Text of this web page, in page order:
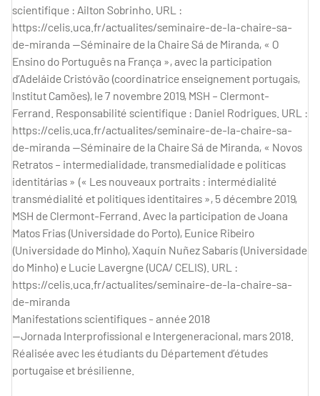
scientifique : Ailton Sobrinho. URL :
https://celis.uca.fr/actualites/seminaire-de-la-chaire-sa-
de-miranda —Séminaire de la Chaire Sá de Miranda, « O
Ensino do Português na França », avec la participation
d’Adeláide Cristóvão (coordinatrice enseignement portugais,
Institut Camões), le 7 novembre 2019, MSH – Clermont-
Ferrand. Responsabilité scientifique : Daniel Rodrigues. URL :
https://celis.uca.fr/actualites/seminaire-de-la-chaire-sa-
de-miranda —Séminaire de la Chaire Sá de Miranda, « Novos
Retratos – intermedialidade, transmedialidade e políticas
identitárias » (« Les nouveaux portraits : intermédialité
transmédialité et politiques identitaires », 5 décembre 2019,
MSH de Clermont-Ferrand. Avec la participation de Joana
Matos Frias (Universidade do Porto), Eunice Ribeiro
(Universidade do Minho), Xaquín Nuñez Sabarís (Universidade
do Minho) e Lucie Lavergne (UCA/ CELIS). URL :
https://celis.uca.fr/actualites/seminaire-de-la-chaire-sa-
de-miranda
Manifestations scientifiques - année 2018
—Jornada Interprofissional e Intergeneracional, mars 2018.
Réalisée avec les étudiants du Département d’études
portugaise et brésilienne.